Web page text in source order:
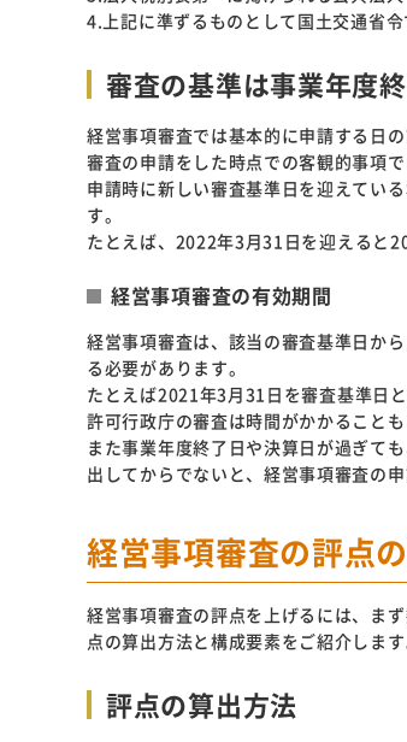
4.上記に準ずるものとして国土交通省
審査の基準は事業年度
経営事項審査では基本的に申請する日
審査の申請をした時点での客観的事項
申請時に新しい審査基準日を迎えてい
す。
たとえば、2022年3月31日を迎えると
経営事項審査の有効期間
経営事項審査は、該当の審査基準日か
る必要があります。
たとえば2021年3月31日を審査基準日
許可行政庁の審査は時間がかかること
また事業年度終了日や決算日が過ぎて
出してからでないと、経営事項審査の
経営事項審査の評点
経営事項審査の評点を上げるには、ま
点の算出方法と構成要素をご紹介します
評点の算出方法